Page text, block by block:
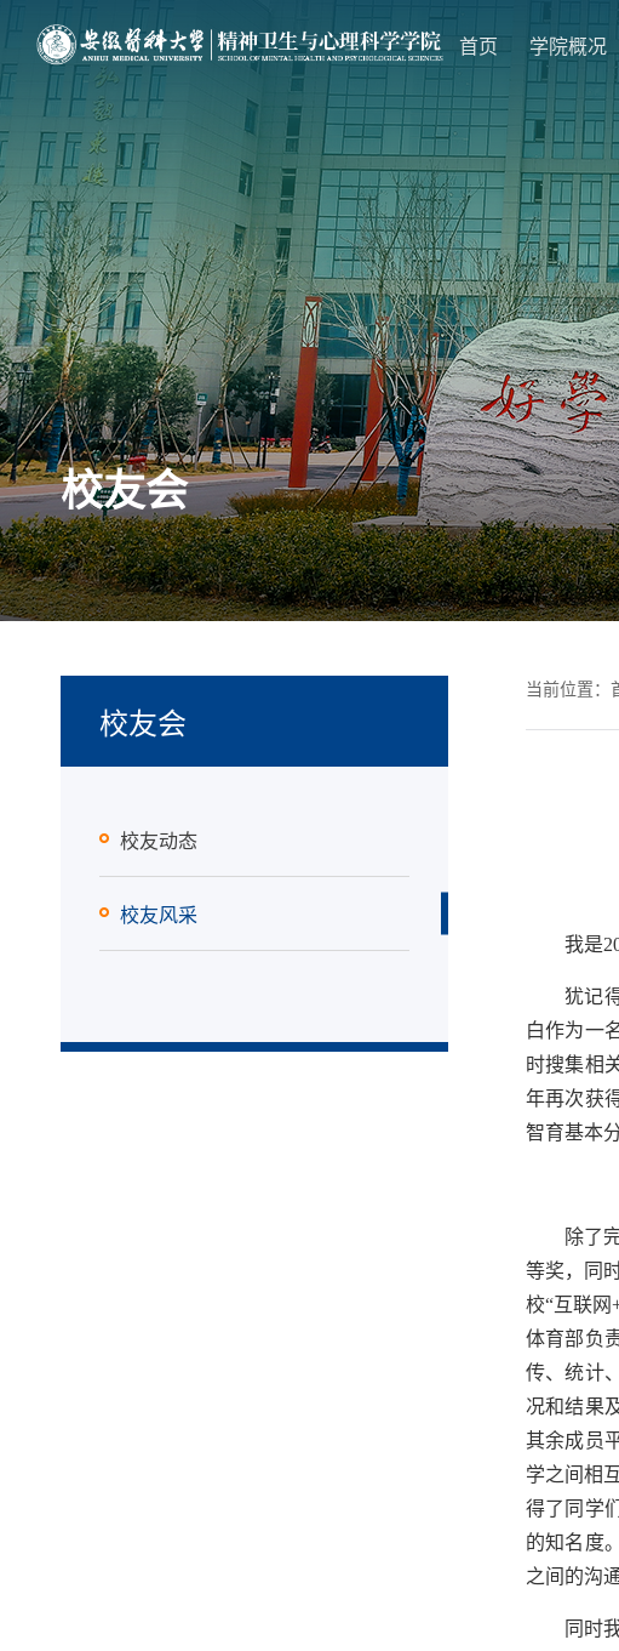
首页 学院概况
校友会
校友会
校友动态
校友风采
当前位置：
我是
犹记
白作为一
时搜集相
年再次获
智育基本
除了
等奖，同
校“互联
体育部负
传、统计
况和结果
其余成员
学之间相
得了同学
的知名度
之间的沟
同时